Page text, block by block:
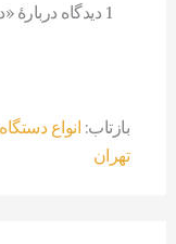
1 دیدگاه دربارهٔ «دستگاه پرس لوله پنج لایه»
بازتاب: انواع
تهران